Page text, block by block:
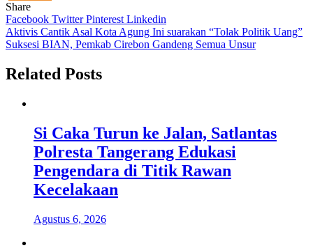
Share
Facebook TwitterPinterest Linkedin
Navigasi
pos
Aktivis Cantik Asal Kota Agung Ini suarakan “Tolak Politik Uang”
Suksesi BIAN, Pemkab Cirebon Gandeng Semua Unsur
Related Posts
Si Caka Turun ke Jalan, Satlantas
Polresta Tangerang Edukasi
Pengendara di Titik Rawan
Kecelakaan
Agustus 6, 2026